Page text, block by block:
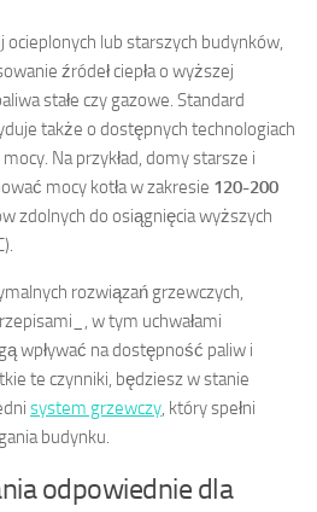
ocieplonych lub starszych budynków,
źródeł ciepła o wyższej
stałe czy gazowe. Standard
także o dostępnych technologiach
Na przykład, domy starsze i
mocy kotła w zakresie 120-200
zdolnych do osiągnięcia wyższych
rozwiązań grzewczych,
w tym uchwałami
wpływać na dostępność paliw i
te czynniki, będziesz w stanie
system grzewczy , który spełni
budynku.
odpowiednie dla